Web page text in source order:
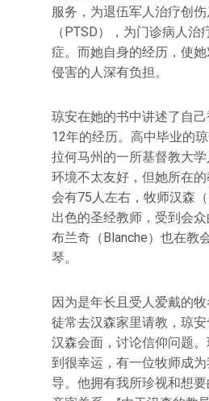
服务，为退伍军人治疗创
（PTSD），为门诊病人治
症。而她自身的经历，使
侵害的人深有负担。
琼安在她的书中讲述了自
12年的经历。高中毕业的
拉何马州的一所基督教大
环境不太友好，但她所在
会有75人左右，牧师汉森
出色的圣经教师，受到会
布兰奇（Blanche）也在教
琴。
因为是年长且受人爱戴的
徒常去汉森家里请教，琼
汉森会面，讨论信仰问题
到很幸运，有一位牧师成
导。他拥有我所珍视和想